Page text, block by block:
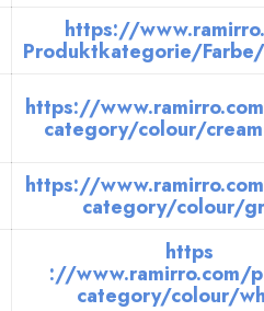
https://
Produktkategorie/
https://
category/colour/
https://
category/colour/
https
://www.ramirro.com/
category/colour/